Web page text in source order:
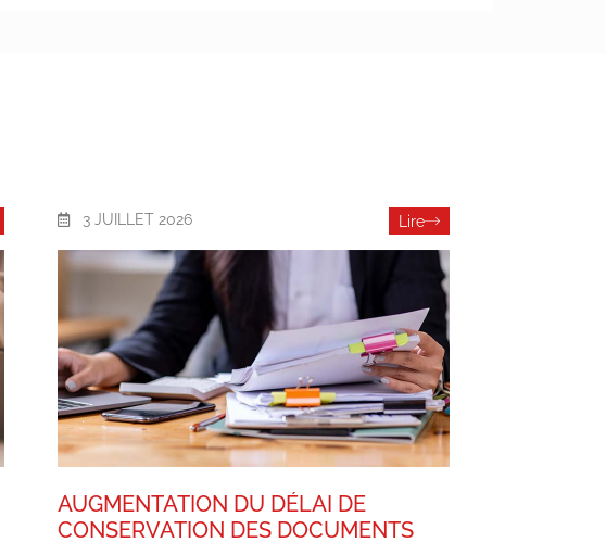
3 JUILLET 2026 Lire
AUGMENTATION DU DÉLAI DE
CONSERVATION DES DOCUMENTS